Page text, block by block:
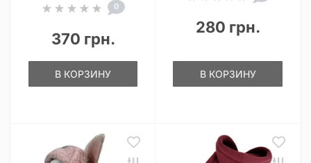
0
370 грн.
В КОРЗИНУ
280 грн.
В КОРЗИНУ